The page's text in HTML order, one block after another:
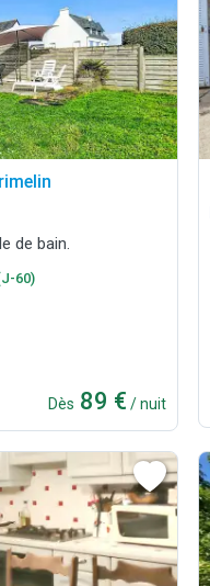
de bain.
60)
Dès 89 € / nuit